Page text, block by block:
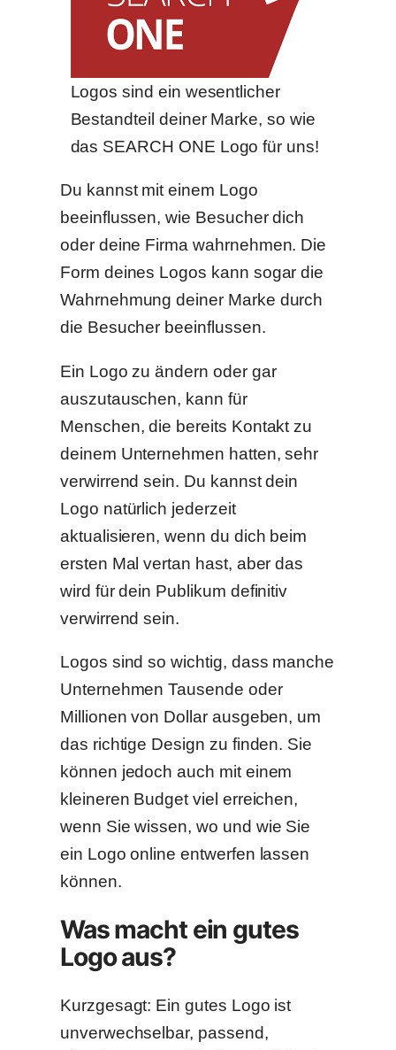
Logos sind ein wesentlicher
Bestandteil deiner Marke, so wie
das SEARCH ONE Logo für uns!
Du kannst mit einem Logo
beeinflussen, wie Besucher dich
oder deine Firma wahrnehmen. Die
Form deines Logos kann sogar die
Wahrnehmung deiner Marke durch
die Besucher beeinflussen.
Ein Logo zu ändern oder gar
auszutauschen, kann für
Menschen, die bereits Kontakt zu
deinem Unternehmen hatten, sehr
verwirrend sein. Du kannst dein
Logo natürlich jederzeit
aktualisieren, wenn du dich beim
ersten Mal vertan hast, aber das
wird für dein Publikum definitiv
verwirrend sein.
Logos sind so wichtig, dass manche
Unternehmen Tausende oder
Millionen von Dollar ausgeben, um
das richtige Design zu finden. Sie
können jedoch auch mit einem
kleineren Budget viel erreichen,
wenn Sie wissen, wo und wie Sie
ein Logo online entwerfen lassen
können.
Was macht ein gutes
Logo aus?
Kurzgesagt: Ein gutes Logo ist
unverwechselbar, passend,